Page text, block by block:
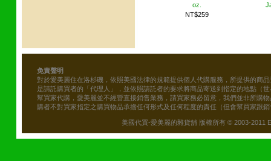
oz.
NT$259
免責聲明
對於愛美麗住在洛杉磯，依照美國法律的規範提供個人代購服務，所提供的商
是請託購買者的「代理人」，並依照請託者的要求將商品寄送到指定的地點（
幫買家代購，愛美麗並不經營直接銷售業務，請買家務必留意，我們並非所購
購者不對買家指定之購買物品承擔任何形式及任何程度的責任（但會幫買家跟
美國代買-愛美麗的雜貨舖 版權所有 © 2003-2011